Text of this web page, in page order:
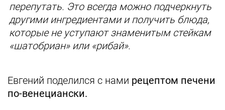
перепутать. Это всегда можно подчеркнуть
другими ингредиентами и получить блюда,
которые не уступают знаменитым стейкам
«шатобриан» или «рибай».
Евгений поделился с нами рецептом печени
по-венециански.